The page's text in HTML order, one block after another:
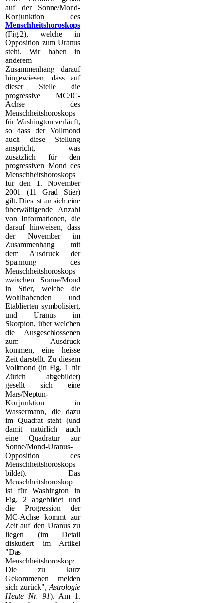
auf der Sonne/Mond-
Konjunktion des
Menschheitshoroskops
(Fig.2), welche in
Opposition zum Uranus
steht. Wir haben in
anderem
Zusammenhang darauf
hingewiesen, dass auf
dieser Stelle die
progressive MC/IC-
Achse des
Menschheitshoroskops
für Washington verläuft,
so dass der Vollmond
auch diese Stellung
anspricht, was
zusätzlich für den
progressiven Mond des
Menschheitshoroskops
für den 1. November
2001 (11 Grad Stier)
gilt. Dies ist an sich eine
überwältigende Anzahl
von Informationen, die
darauf hinweisen, dass
der November im
Zusammenhang mit
dem Ausdruck der
Spannung des
Menschheitshoroskops
zwischen Sonne/Mond
in Stier, welche die
Wohlhabenden und
Etablierten symbolisiert,
und Uranus im
Skorpion, über welchen
die Ausgeschlossenen
zum Ausdruck
kommen, eine heisse
Zeit darstellt. Zu diesem
Vollmond (in Fig. 1 für
Zürich abgebildet)
gesellt sich eine
Mars/Neptun-
Konjunktion in
Wassermann, die dazu
im Quadrat steht (und
damit natürlich auch
eine Quadratur zur
Sonne/Mond-Uranus-
Opposition des
Menschheitshoroskops
bildet). Das
Menschheitshoroskop
ist für Washington in
Fig. 2 abgebildet und
die Progression der
MC-Achse kommt zur
Zeit auf den Uranus zu
liegen (im Detail
diskutiert im Artikel
"Das
Menschheitshoroskop:
Die zu kurz
Gekommenen melden
sich zurück", Astrologie
Heute Nr. 91). Am 1.